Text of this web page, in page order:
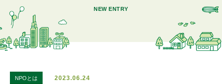
NEW ENTRY
NPOとは 2023.06.24